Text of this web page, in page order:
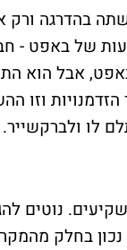
בהדרגה ורק
של באפט -
אבל הוא
וזו
נוטים
בחלק